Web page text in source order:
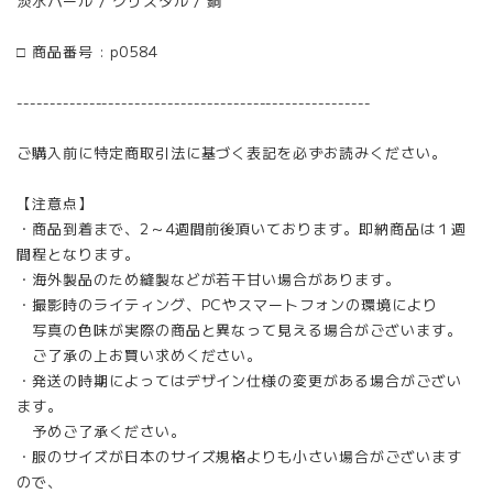
□ 商品番号 : p0584
------------------------------------------------------
ご購入前に特定商取引法に基づく表記を必ずお読みください。
【注意点】
・商品到着まで、2～4週間前後頂いております。即納商品は１週
間程となります。
・海外製品のため縫製などが若干甘い場合があります。
・撮影時のライティング、PCやスマートフォンの環境により
写真の色味が実際の商品と異なって見える場合がございます。
ご了承の上お買い求めください。
・発送の時期によってはデザイン仕様の変更がある場合がござい
ます。
予めご了承ください。
・服のサイズが日本のサイズ規格よりも小さい場合がございます
ので、